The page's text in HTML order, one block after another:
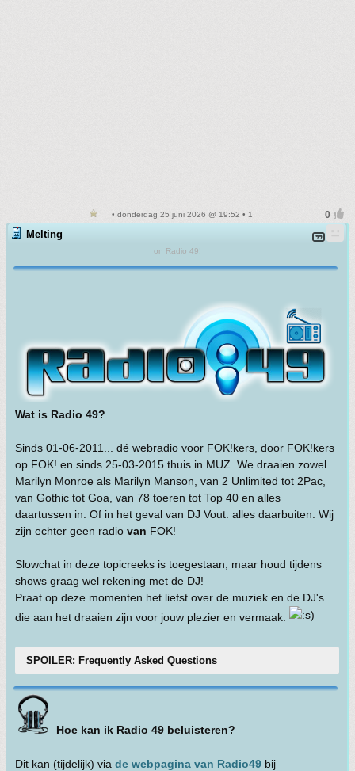
• donderdag 25 juni 2026 @ 19:52 • 1
Melting
on Radio 49!
Wat is Radio 49?
Sinds 01-06-2011... dé webradio voor FOK!kers, door FOK!kers
op FOK! en sinds 25-03-2015 thuis in MUZ. We draaien zowel
Marilyn Monroe als Marilyn Manson, van 2 Unlimited tot 2Pac,
van Gothic tot Goa, van 78 toeren tot Top 40 en alles
daartussen in. Of in het geval van DJ Vout: alles daarbuiten. Wij
zijn echter geen radio van FOK!
Slowchat in deze topicreeks is toegestaan, maar houd tijdens
shows graag wel rekening met de DJ!
Praat op deze momenten het liefst over de muziek en de DJ's
die aan het draaien zijn voor jouw plezier en vermaak.
SPOILER: Frequently Asked Questions
Hoe kan ik Radio 49 beluisteren?
Dit kan (tijdelijk) via de webpagina van Radio49 bij